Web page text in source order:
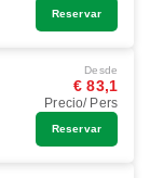
Reservar
Desde
€ 83,1
Precio/ Pers
Reservar